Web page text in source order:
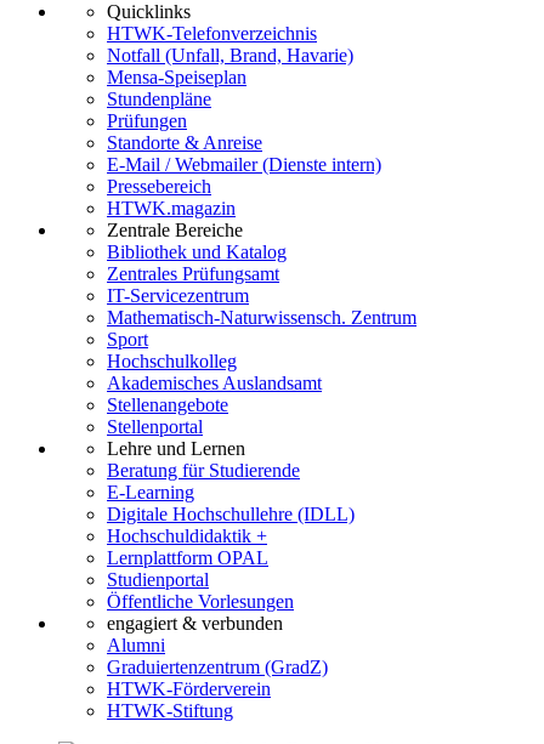
Quicklinks
HTWK-Telefonverzeichnis
Notfall (Unfall, Brand, Havarie)
Mensa-Speiseplan
Stundenpläne
Prüfungen
Standorte & Anreise
E-Mail / Webmailer (Dienste intern)
Pressebereich
HTWK.magazin
Zentrale Bereiche
Bibliothek und Katalog
Zentrales Prüfungsamt
IT-Servicezentrum
Mathematisch-Naturwissensch. Zentrum
Sport
Hochschulkolleg
Akademisches Auslandsamt
Stellenangebote
Stellenportal
Lehre und Lernen
Beratung für Studierende
E-Learning
Digitale Hochschullehre (IDLL)
Hochschuldidaktik +
Lernplattform OPAL
Studienportal
Öffentliche Vorlesungen
engagiert & verbunden
Alumni
Graduiertenzentrum (GradZ)
HTWK-Förderverein
HTWK-Stiftung